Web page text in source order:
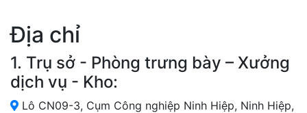
Địa chỉ
1. Trụ sở - Phòng trưng bày – Xưởng
dịch vụ - Kho:
Lô CN09-3, Cụm Công nghiệp Ninh Hiệp, Ninh Hiệp,